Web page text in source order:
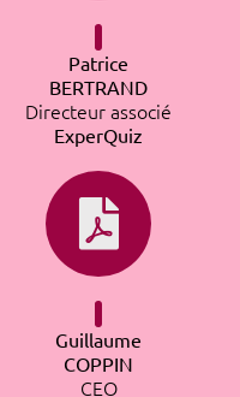
Patrice
BERTRAND
Directeur associé
ExperQuiz
Guillaume
COPPIN
CEO